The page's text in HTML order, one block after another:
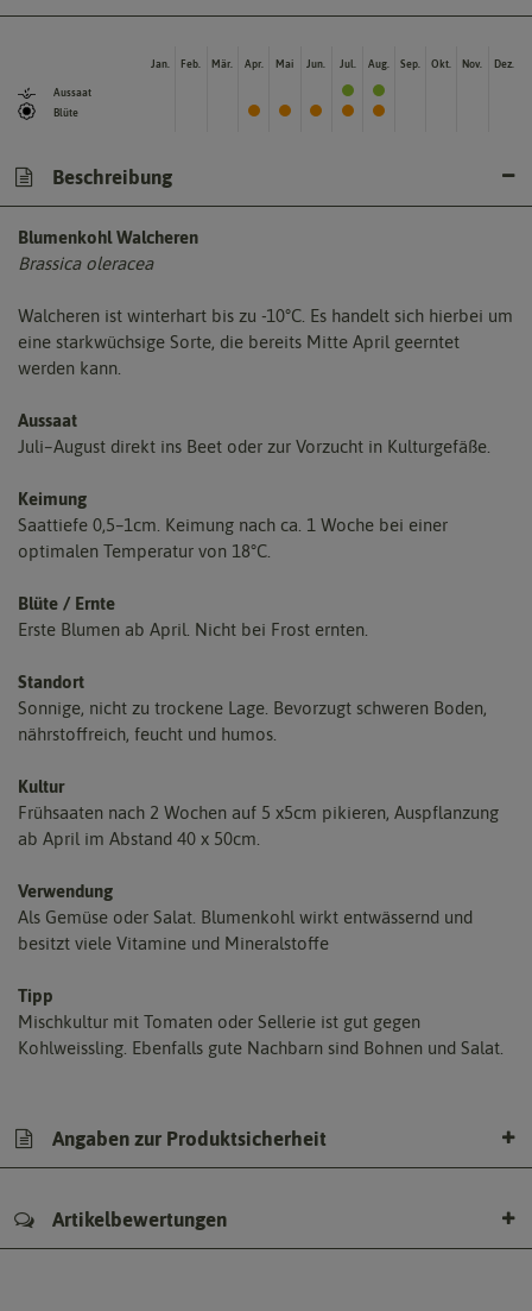
Aussaat
Blüte
Jan. Feb. Mär. Apr. Mai Jun. Jul. Aug. Sep. Okt. Nov. Dez.
Beschreibung
Blumenkohl Walcheren
Brassica oleracea
Walcheren ist winterhart bis zu -10°C. Es handelt sich hierbei um
eine starkwüchsige Sorte, die bereits Mitte April geerntet
werden kann.
Aussaat
Juli–August direkt ins Beet oder zur Vorzucht in Kulturgefäße.
Keimung
Saattiefe 0,5–1cm. Keimung nach ca. 1 Woche bei einer
optimalen Temperatur von 18°C.
Blüte / Ernte
Erste Blumen ab April. Nicht bei Frost ernten.
Standort
Sonnige, nicht zu trockene Lage. Bevorzugt schweren Boden,
nährstoffreich, feucht und humos.
Kultur
Frühsaaten nach 2 Wochen auf 5 x5cm pikieren, Auspflanzung
ab April im Abstand 40 x 50cm.
Verwendung
Als Gemüse oder Salat. Blumenkohl wirkt entwässernd und
besitzt viele Vitamine und Mineralstoffe
Tipp
Mischkultur mit Tomaten oder Sellerie ist gut gegen
Kohlweissling. Ebenfalls gute Nachbarn sind Bohnen und Salat.
Angaben zur Produktsicherheit
Artikelbewertungen